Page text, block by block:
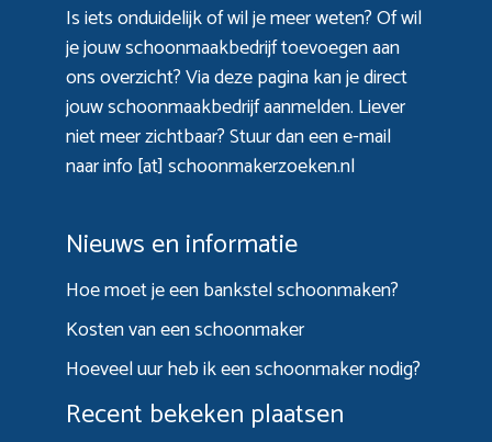
Is iets onduidelijk of wil je meer weten? Of wil
je jouw schoonmaakbedrijf toevoegen aan
ons overzicht? Viadeze paginakan je direct
jouw schoonmaakbedrijf aanmelden. Liever
niet meer zichtbaar? Stuur dan een e-mail
naar info [at] schoonmakerzoeken.nl
Nieuws en informatie
Hoe moet je een bankstel schoonmaken?
Kosten van een schoonmaker
Hoeveel uur heb ik een schoonmaker nodig?
Recent bekeken plaatsen